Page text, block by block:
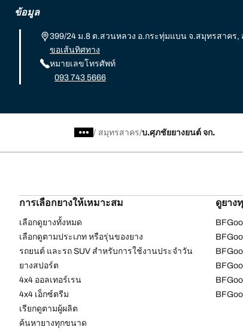
ข้อมูล
399/24 ม.8 ต.สวนหลวง อ.กระทุ่มแบน จ.สมุทรสาคร,
ขอเส้นทิศทาง
หมายเลขโทรศัพท์
093 743 5666
/ สมุทรสาคร บ.ศุภชัยยางยนต์ จก.
การเลือกยางให้เหมาะสม
เลือกดูยางทั้งหมด
เลือกดูตามประเภท หรือรุ่นของยาง
รถยนต์ และรถ SUV สำหรับการใช้งานประจำวัน
ยางสปอร์ต
4x4 ออลเทอร์เรน​
4x4 เอ็กซ์ตรีม​
เรียกดูตามผู้ผลิต
ค้นหายางทุกขนาด
ดูยาง